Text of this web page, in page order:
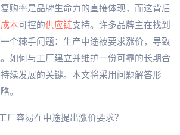
购率是品牌生命力的直接体现，而这背后
成本可控的供应链支持。许多品牌主在找到
个棘手问题：生产中途被要求涨价，导致
如何与工厂建立并维护一份可靠的长期合
续发展的关键。本文将采用问题解答形
。
厂容易在中途提出涨价要求？